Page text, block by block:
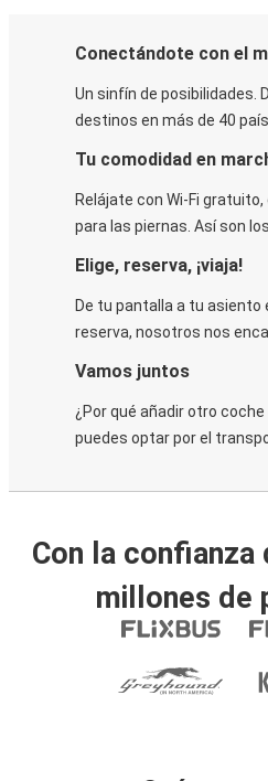
Conectándote con el
Un sinfín de posibilidades.
destinos en más de 40
Tu comodidad en
Relájate con Wi-Fi
para las piernas. Así son
Elige, reserva, ¡viaja!
De tu pantalla a tu asiento
reserva, nosotros nos
Vamos juntos
¿Por qué añadir otro
puedes optar por el
Con la confianza
millones de